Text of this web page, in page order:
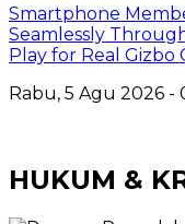
Smartphone
Seamlessly
Play for Real Gizbo
Rabu, 5 Agu 2026 -
HUKUM &